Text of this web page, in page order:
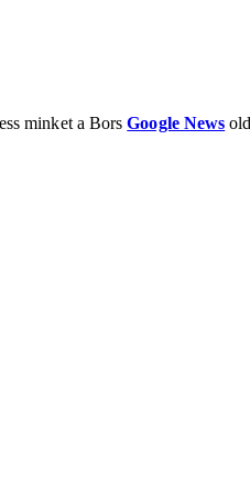
minket a BorsGoogle News